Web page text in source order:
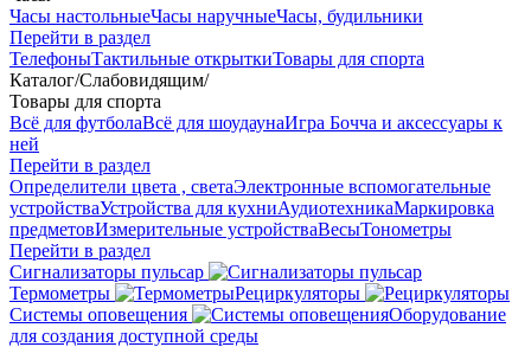
Часы настольныеЧасы наручныеЧасы, будильники
Перейти в раздел
ТелефоныТактильные открыткиТовары для спорта
Каталог/Слабовидящим/
Товары для спорта
Всё для футболаВсё для шоудаунаИгра Бочча и аксессуары к
ней
Перейти в раздел
Определители цвета , светаЭлектронные вспомогательные
устройстваУстройства для кухниАудиотехникаМаркировка
предметовИзмерительные устройстваВесыТонометры
Перейти в раздел
Сигнализаторы пульсар
Термометры
Рециркуляторы
Cистемы оповещения
Оборудование
для создания доступной среды